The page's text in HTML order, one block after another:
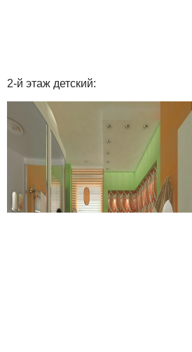
2-й этаж детский: